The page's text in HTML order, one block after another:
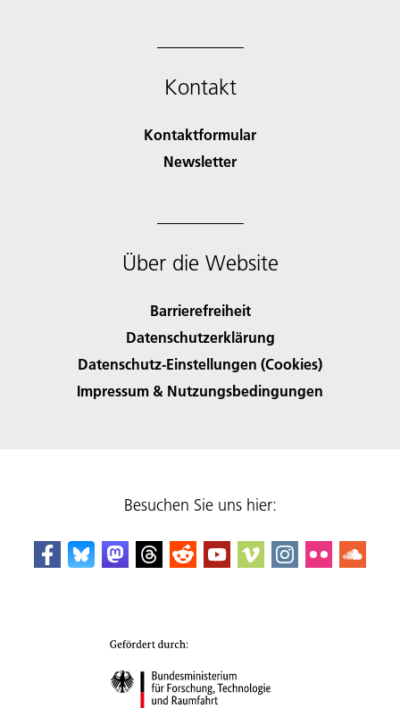
Kontakt
Kontaktformular
Newsletter
Über die Website
Barrierefreiheit
Datenschutzerklärung
Datenschutz-Einstellungen (Cookies)
Impressum & Nutzungsbedingungen
Besuchen Sie uns hier: